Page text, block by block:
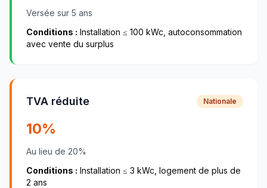
Versée sur 5 ans
Conditions : Installation ≤ 100 kWc, autoconsommation
avec vente du surplus
TVA réduite Nationale
10%
Au lieu de 20%
Conditions : Installation ≤ 3 kWc, logement de plus de
2 ans